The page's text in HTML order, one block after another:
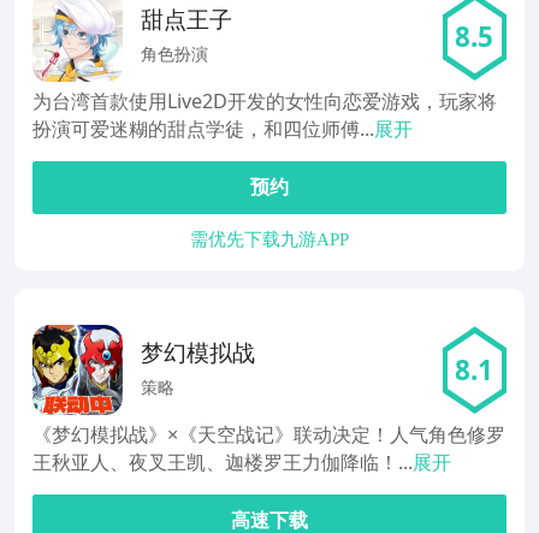
甜点王子
角色扮演 8.5
为台湾首款使用Live2D开发的女性向恋爱游戏，玩家将
扮演可爱迷糊的甜点学徒，和四位师傅...展开
预约
需优先下载九游APP
梦幻模拟战
策略 8.1
《梦幻模拟战》×《天空战记》联动决定！人气角色修罗
王秋亚人、夜叉王凯、迦楼罗王力伽降临！...展开
高速下载